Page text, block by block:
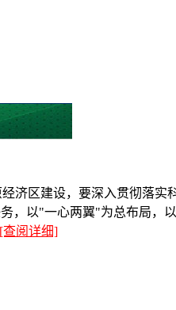
济区建设，要深入贯彻落
以"一心两翼"为总布局，
[查阅详细]